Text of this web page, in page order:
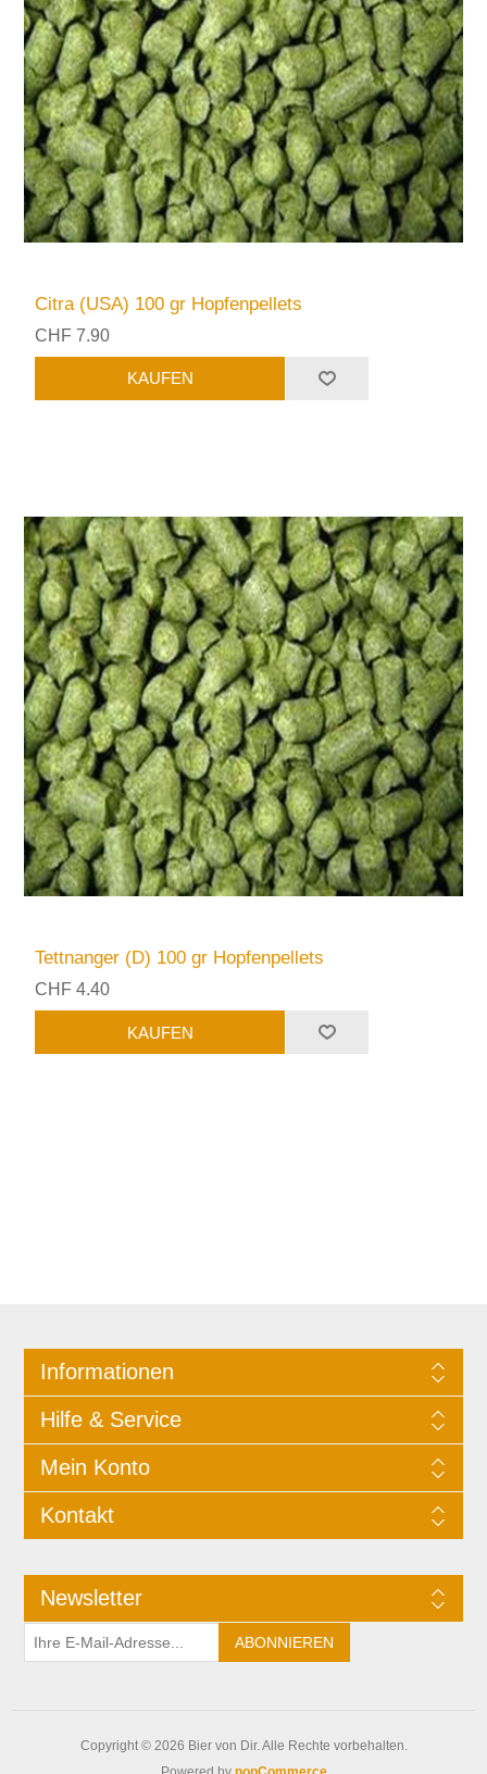
Citra (USA) 100 gr Hopfenpellets
CHF 7.90
Tettnanger (D) 100 gr Hopfenpellets
CHF 4.40
Informationen
Hilfe & Service
Mein Konto
Kontakt
Newsletter
Copyright © 2026 Bier von Dir. Alle Rechte vorbehalten.